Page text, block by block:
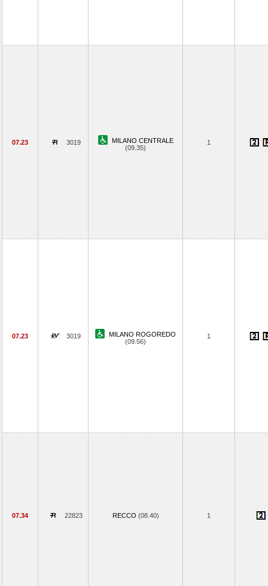
07.23 3019
MILANO CENTRALE
(09.35)
1
07.23 3019
MILANO ROGOREDO
(09.56)
1
07.34 22823 RECCO (08.40) 1